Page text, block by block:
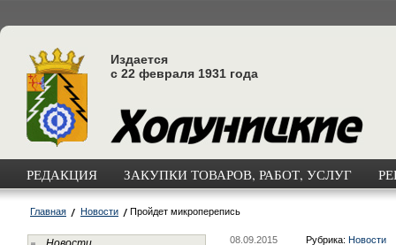
Издается
с 22 февраля 1931 года
РЕДАКЦИЯ ЗАКУПКИ ТОВАРОВ, РАБОТ, УСЛУГ
Главная Новости Пройдет микроперепись
08.09.2015 Рубрика: Новости